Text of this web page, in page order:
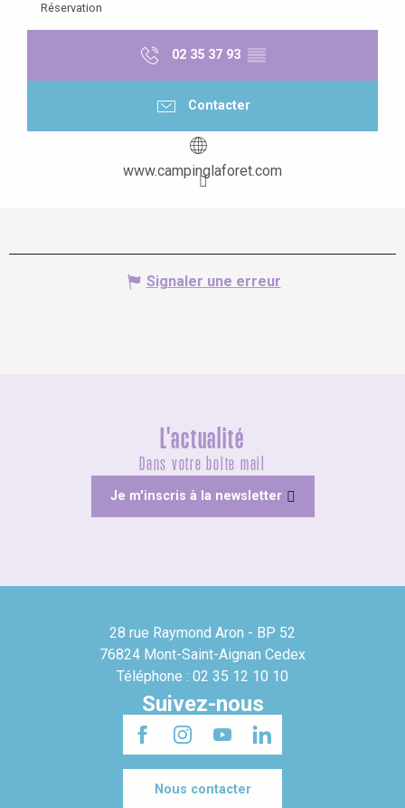
Réservation
02 35 37 93 ▒▒
Contacter
www.campinglaforet.com
Signaler une erreur
L'actualité
Dans votre boîte mail
Je m'inscris à la newsletter
28 rue Raymond Aron - BP 52
76824 Mont-Saint-Aignan Cedex
Téléphone : 02 35 12 10 10
Suivez-nous
Nous contacter